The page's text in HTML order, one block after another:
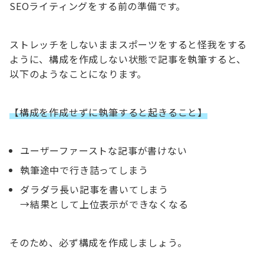
SEOライティングをする前の準備です。
ストレッチをしないままスポーツをすると怪我をする
ように、構成を作成しない状態で記事を執筆すると、
以下のようなことになります。
【構成を作成せずに執筆すると起きること】
ユーザーファーストな記事が書けない
執筆途中で行き詰ってしまう
ダラダラ長い記事を書いてしまう
→結果として上位表示ができなくなる
そのため、必ず構成を作成しましょう。